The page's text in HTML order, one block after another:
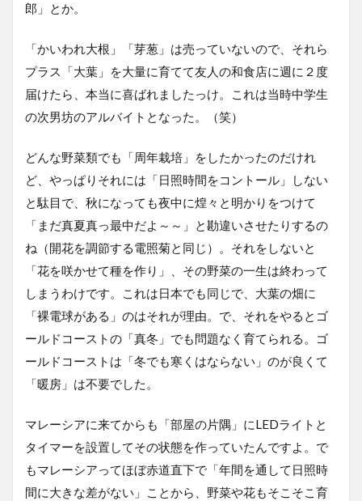
郎」とか。
「かいわれ大根」「芽葱」は売っていないので、それら
プラス「大葉」を大量に育てて友人の和食店に週に２度
届けたら、本当に喜ばれましたっけ。これは当時中学生
の次男坊のアルバイトとなった。（笑）
どんな野菜類でも「周年栽培」をしたかったのだけれ
ど、やっぱりそれには「日照時間をコントール」しない
と駄目で、秋になっても夜中に煌々と明かりをつけて
「まだ真夏真っ最中だよ～～」と勘違いさせたりするの
ね（開花を調節する電照菊と同じ）。それをしないと
「花を咲かせて種を作り」、その野菜の一生は終わって
しまうわけです。これは日本でも同じで、大葉の畑に
「裸電球がある」のはそれが理由。で、それをやるとゴ
ールドコーストの「真冬」でも問題なく育てられる。ゴ
ールドコーストは「冬でも寒くはならない」のが良くて
「暖房」は不要でした。
マレーシアに来てからも「部屋の片隅」にLEDライトと
タイマーを設置してその状態を作っていたんですよ。で
もマレーシアってほぼ赤道直下で「年間を通して日照時
間に大きな差がない」ことから、野菜や花もそこそこ育